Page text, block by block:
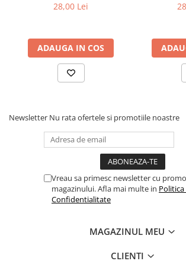
28,00 Lei
ADAUGA IN COS
Newsletter Nu rata ofertele si promotiile noastre
Vreau sa primesc newsletter cu
magazinului. Afla mai multe in Politica
Confidentialitate
MAGAZINUL MEU
CLIENTI